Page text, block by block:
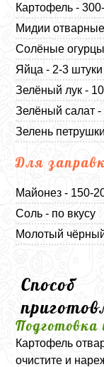
Картофель -
Мидии
Солёные
Яйца - 2-3 штуки
Зелёный лук -
Зелёный салат
Зелень
Для
Майонез - 150-
Соль - по вкусу
Молотый
Способ
Подготовка
Картофель
очистите и